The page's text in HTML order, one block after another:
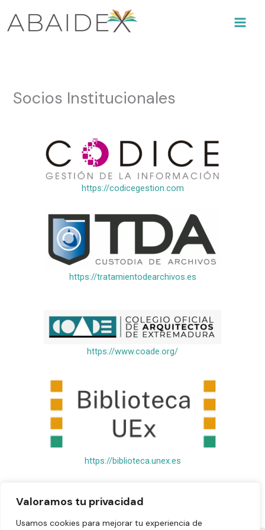
Valoramos tu privacidad
Usamos cookies para mejorar tu experiencia de
contenido
Socios Institucionales
https://codicegestion.com
https://tratamientodearchivos.es
https://www.coade.org/
https://biblioteca.unex.es